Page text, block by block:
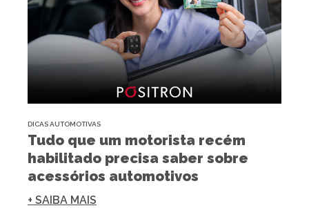
DICAS AUTOMOTIVAS
Tudo que um motorista recém
habilitado precisa saber sobre
acessórios automotivos
+ SAIBA MAIS